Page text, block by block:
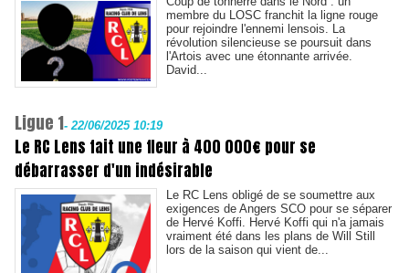
membre du LOSC franchit la ligne rouge
pour rejoindre l'ennemi lensois. La
révolution silencieuse se poursuit dans
l'Artois avec une étonnante arrivée.
David...
Ligue 1- 22/06/2025 10:19
Le RC Lens fait une fleur à 400 000€ pour se
débarrasser d'un indésirable
Le RC Lens obligé de se soumettre aux
exigences de Angers SCO pour se séparer
de Hervé Koffi. Hervé Koffi qui n'a jamais
vraiment été dans les plans de Will Still
lors de la saison qui vient de...